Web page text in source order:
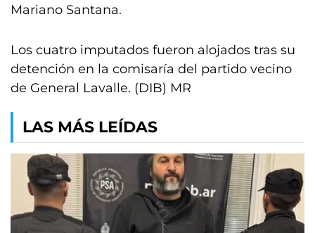
Mariano Santana.
Los cuatro imputados fueron alojados tras su
detención en la comisaría del partido vecino
de General Lavalle. (DIB) MR
LAS MÁS LEÍDAS